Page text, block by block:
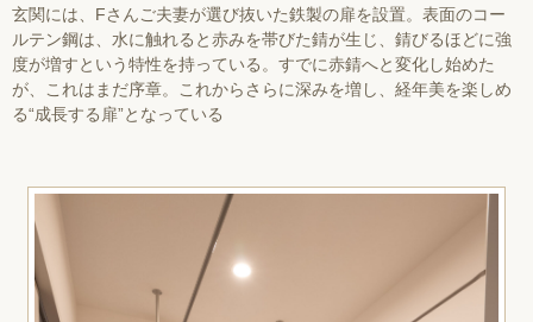
玄関には、Fさんご夫妻が選び抜いた鉄製の扉を設置。表面のコー
ルテン鋼は、水に触れると赤みを帯びた錆が生じ、錆びるほどに強
度が増すという特性を持っている。すでに赤錆へと変化し始めた
が、これはまだ序章。これからさらに深みを増し、経年美を楽しめ
る“成長する扉”となっている